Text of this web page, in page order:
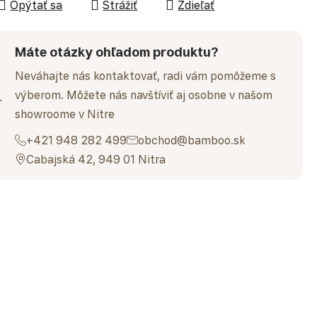
Opýtať sa Strážiť Zdieľať
Máte otázky ohľadom produktu?
Neváhajte nás kontaktovať, radi vám pomôžeme s
výberom. Môžete nás navštíviť aj osobne v našom
showroome v Nitre
+421 948 282 499
obchod@bamboo.sk
Cabajská 42, 949 01 Nitra